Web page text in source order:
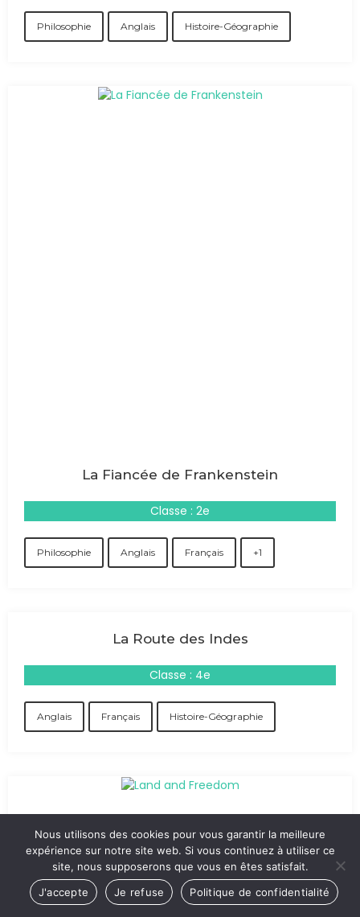
Philosophie Anglais Histoire-Géographie
La Fiancée de Frankenstein
Classe : 2e
Philosophie Anglais Français +1
La Route des Indes
Classe : 4e
Anglais Français Histoire-Géographie
Nous utilisons des cookies pour vous garantir la meilleure
expérience sur notre site web. Si vous continuez à utiliser ce
site, nous supposerons que vous en êtes satisfait.
J'accepte
Je refuse Politique de confidentialité